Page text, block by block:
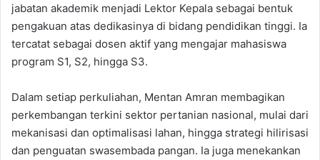
jabatan akademik menjadi Lektor Kepala sebagai bentuk
pengakuan atas dedikasinya di bidang pendidikan tinggi. Ia
tercatat sebagai dosen aktif yang mengajar mahasiswa
program S1, S2, hingga S3.
Dalam setiap perkuliahan, Mentan Amran membagikan
perkembangan terkini sektor pertanian nasional, mulai dari
mekanisasi dan optimalisasi lahan, hingga strategi hilirisasi
dan penguatan swasembada pangan. Ia juga menekankan